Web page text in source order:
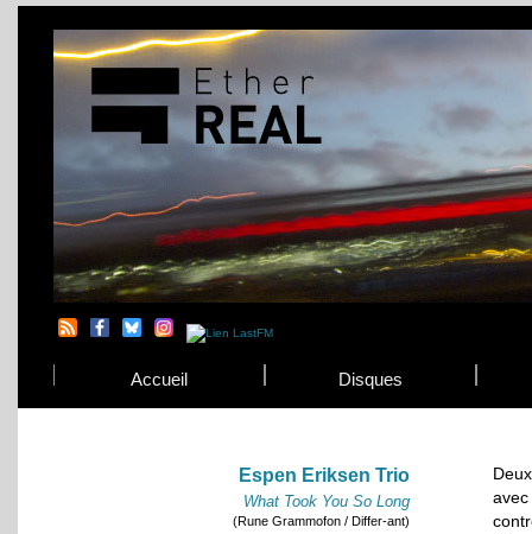
Accueil Disques
Espen Eriksen Trio
What Took You So Long
(Rune Grammofon / Differ-ant)